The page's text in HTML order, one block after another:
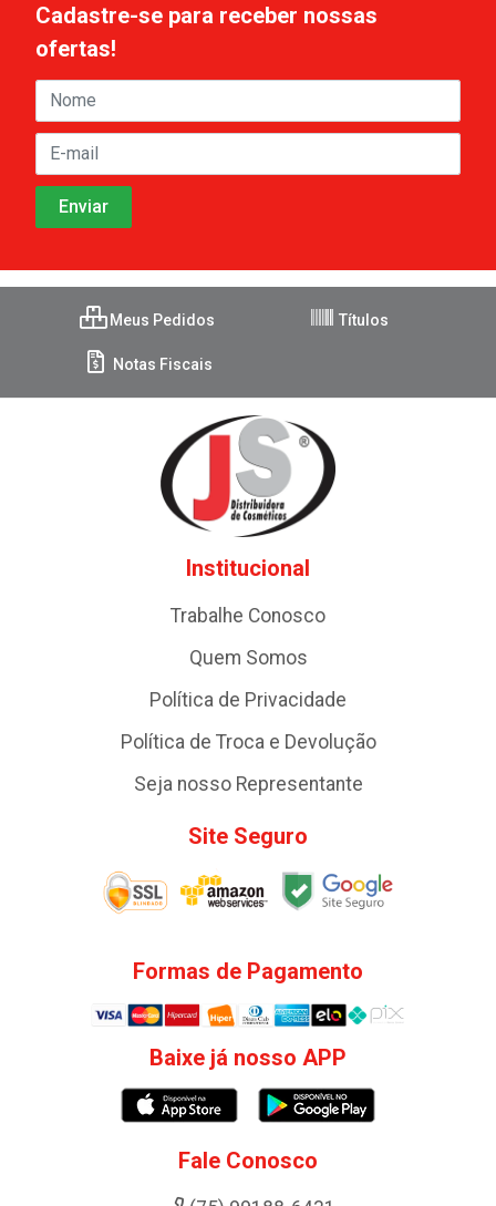
Cadastre-se para receber nossas
ofertas!
Meus Pedidos Títulos
Notas Fiscais
Institucional
Trabalhe Conosco
Quem Somos
Política de Privacidade
Política de Troca e Devolução
Seja nosso Representante
Site Seguro
Formas de Pagamento
Baixe já nosso APP
Fale Conosco